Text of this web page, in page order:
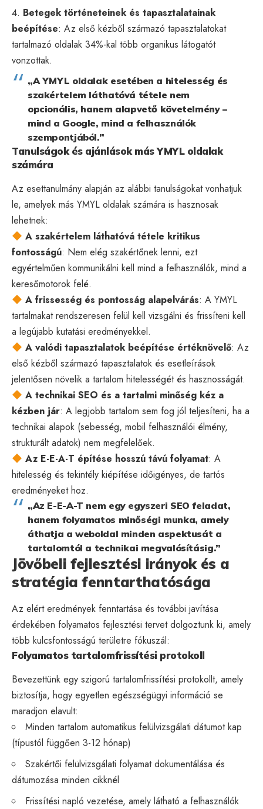
Betegek történeteinek és tapasztalatainak
beépítése: Az első kézből származó tapasztalatokat
tartalmazó oldalak 34%-kal több organikus látogatót
vonzottak.
„A YMYL oldalak esetében a hitelesség és
szakértelem láthatóvá tétele nem
opcionális, hanem alapvető követelmény –
mind a Google, mind a felhasználók
szempontjából.”
Tanulságok és ajánlások más YMYL oldalak
számára
Az esettanulmány alapján az alábbi tanulságokat vonhatjuk
le, amelyek más YMYL oldalak számára is hasznosak
lehetnek:
A szakértelem láthatóvá tétele kritikus
fontosságú: Nem elég szakértőnek lenni, ezt
egyértelműen kommunikálni kell mind a felhasználók, mind a
keresőmotorok felé.
A frissesség és pontosság alapelvárás: A YMYL
tartalmakat rendszeresen felül kell vizsgálni és frissíteni kell
a legújabb kutatási eredményekkel.
A valódi tapasztalatok beépítése értéknövelő: Az
első kézből származó tapasztalatok és esetleírások
jelentősen növelik a tartalom hitelességét és hasznosságát.
A technikai SEO és a tartalmi minőség kéz a
kézben jár: A legjobb tartalom sem fog jól teljesíteni, ha a
technikai alapok (sebesség, mobil felhasználói élmény,
strukturált adatok) nem megfelelőek.
Az E-E-A-T építése hosszú távú folyamat: A
hitelesség és tekintély kiépítése időigényes, de tartós
eredményeket hoz.
„Az E-E-A-T nem egy egyszeri SEO feladat,
hanem folyamatos minőségi munka, amely
áthatja a weboldal minden aspektusát a
tartalomtól a technikai megvalósításig.”
Jövőbeli fejlesztési irányok és a
stratégia fenntarthatósága
Az elért eredmények fenntartása és további javítása
érdekében folyamatos fejlesztési tervet dolgoztunk ki, amely
több kulcsfontosságú területre fókuszál:
Folyamatos tartalomfrissítési protokoll
Bevezettünk egy szigorú tartalomfrissítési protokollt, amely
biztosítja, hogy egyetlen egészségügyi információ se
maradjon elavult:
Minden tartalom automatikus felülvizsgálati dátumot kap
(típustól függően 3-12 hónap)
Szakértői felülvizsgálati folyamat dokumentálása és
dátumozása minden cikknél
Frissítési napló vezetése, amely látható a felhasználók